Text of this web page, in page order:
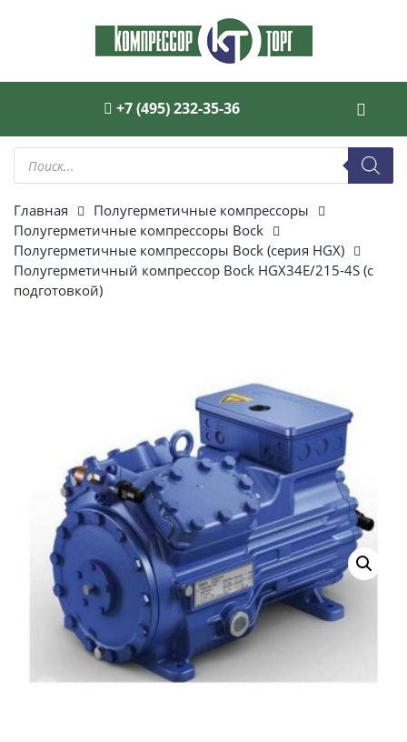
+7 (495) 232-35-36
Поиск
товаров
Главная
Полугерметичные компрессоры
Полугерметичные компрессоры Bock
Полугерметичные компрессоры Bock (серия HGX)
Полугерметичный компрессор Bock HGX34E/215-4S (с
подготовкой)